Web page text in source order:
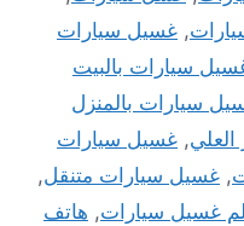
, غسيل سيارات
سيارات بالبيت
سيارات بالمنزل
, غسيل سيارات
, غسيل سيارات متنقل,
غسيل سيارات, هاتف